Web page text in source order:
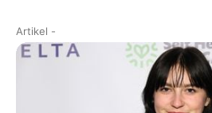
Artikel -